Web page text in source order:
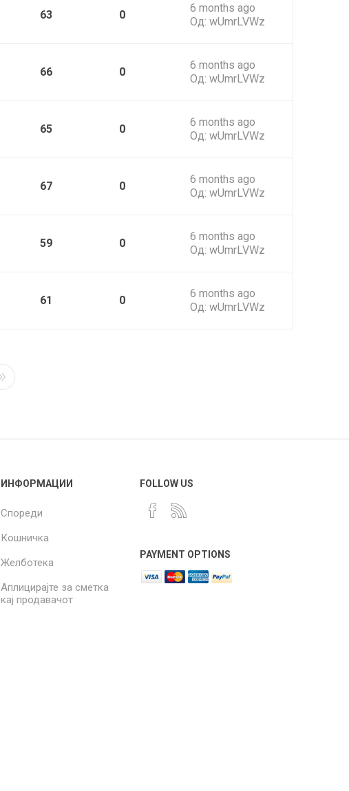
63 0
6 months ago
Од: wUmrLVWz
66 0
6 months ago
Од: wUmrLVWz
65 0
6 months ago
Од: wUmrLVWz
67 0
6 months ago
Од: wUmrLVWz
59 0
6 months ago
Од: wUmrLVWz
61 0
6 months ago
Од: wUmrLVWz
ИНФОРМАЦИИ
Спореди
Кошничка
Желботека
Аплицирајте за сметка
кај продавачот
FOLLOW US
PAYMENT OPTIONS